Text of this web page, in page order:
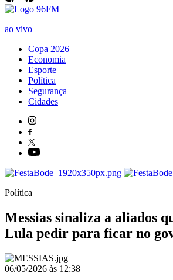
ao vivo
Copa 2026
Economia
Esporte
Política
Segurança
Cidades
Política
Messias sinaliza a aliados
Lula pedir para ficar no
06/05/2026 às 12:38